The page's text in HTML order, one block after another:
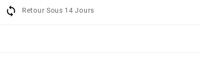
Retour Sous 14 Jours